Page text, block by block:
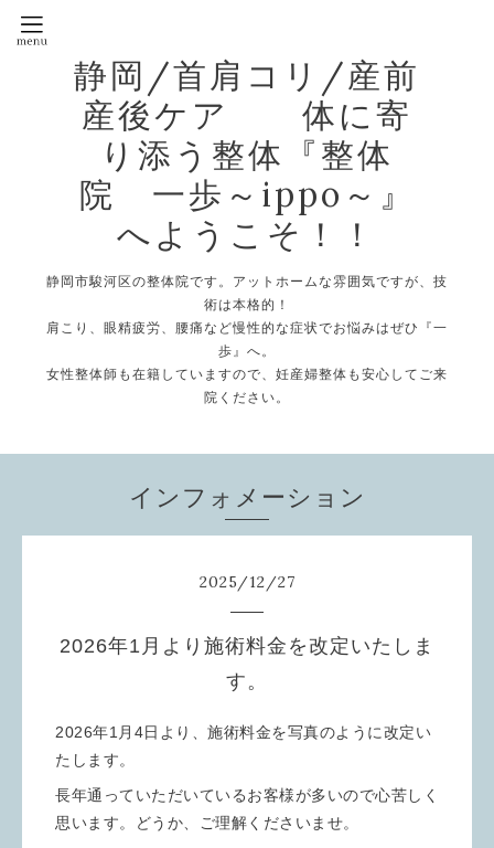
静岡/首肩コリ/産前
産後ケア 体に寄
り添う整体『整体
院 一歩～ippo～』
へようこそ！！
静岡市駿河区の整体院です。アットホームな雰囲気ですが、技
術は本格的！
肩こり、眼精疲労、腰痛など慢性的な症状でお悩みはぜひ『一
歩』へ。
女性整体師も在籍していますので、妊産婦整体も安心してご来
院ください。
インフォメーション
2025/12/27
2026年1月より施術料金を改定いたしま
す。
2026年1月4日より、施術料金を写真のように改定い
たします。
長年通っていただいているお客様が多いので心苦しく
思います。どうか、ご理解くださいませ。